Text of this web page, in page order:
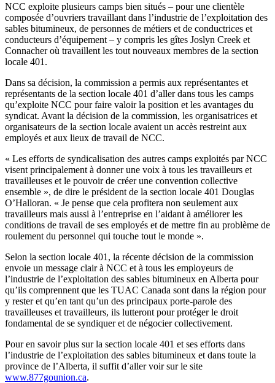
NCC exploite plusieurs camps bien situés – pourune clientèle
composée d’ouvriers travaillant dans l’industrie de l’exploitation des
sables bitumineux, de personnes de métiers et de conductrices et
conducteurs d’équipement – y compris les gîtes Joslyn Creek et
Connacher où travaillent les tout nouveaux membres de la section
locale 401.
Dans sa décision, la commission a permis aux représentantes et
représentants de la section locale 401 d’aller dans tous les camps
qu’exploite NCC pour faire valoirla position et les avantages du
syndicat. Avant la décision de la commission, les organisatrices et
organisateurs de la section locale avaient un accès restreint aux
employés et aux lieux de travail de NCC.
« Les efforts de syndicalisation des autres camps exploités parNCC
visent principalement à donner une voix à tous les travailleurs et
travailleuses et le pouvoirde créer une convention collective
ensemble », de dire le président de la section locale 401 Douglas
O’Halloran. « Je pense que cela profitera non seulement aux
travailleurs mais aussi à l’entreprise en l’aidant à améliorerles
conditions de travail de ses employés et de mettre fin au problème de
roulement du personnel qui touche tout le monde ».
Selon la section locale 401, la récente décision de la commission
envoie un message clair à NCC et à tous les employeurs de
l’industrie de l’exploitation des sables bitumineux en Alberta pour
qu’ils comprennent que les TUAC Canada sont dans la région pour
y rester et qu’en tant qu’un des principaux porte-parole des
travailleuses et travailleurs, ils lutteront pourprotégerle droit
fondamental de se syndiqueret de négocier collectivement.
Pour en savoir plus surla section locale 401 et ses efforts dans
l’industrie de l’exploitation des sables bitumineux et dans toute la
province de l’Alberta, il suffit d’aller voir surle site
www.877gounion.ca.